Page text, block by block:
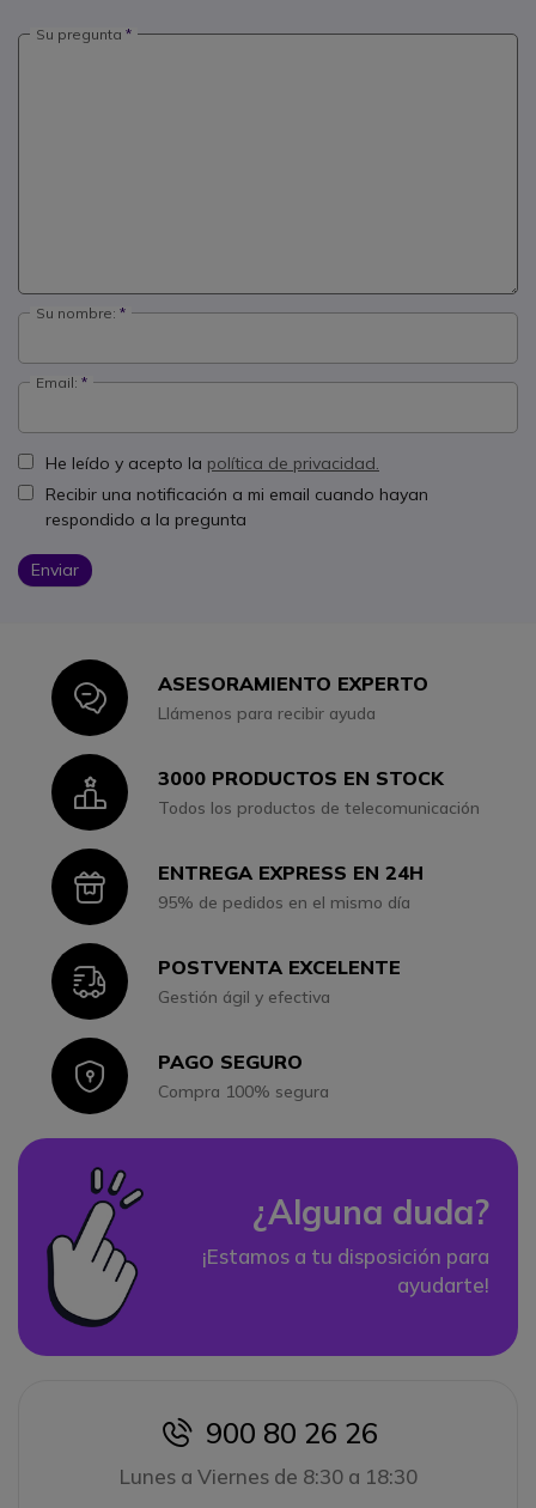
Su pregunta
Su nombre:
Email:
He leído y acepto la política de privacidad.
Recibir una notificación a mi email cuando hayan
respondido a la pregunta
Enviar
IconASESORAMIENTO EXPERTO
Llámenos para recibir ayuda
Icon3000 PRODUCTOS EN STOCK
Todos los productos de telecomunicación
IconENTREGA EXPRESS EN 24H
95% de pedidos en el mismo día
IconPOSTVENTA EXCELENTE
Gestión ágil y efectiva
IconPAGO SEGURO
Compra 100% segura
¿Alguna duda?
¡Estamos a tu disposición para
ayudarte!
icon
900 80 26 26
Lunes a Viernes de 8:30 a 18:30